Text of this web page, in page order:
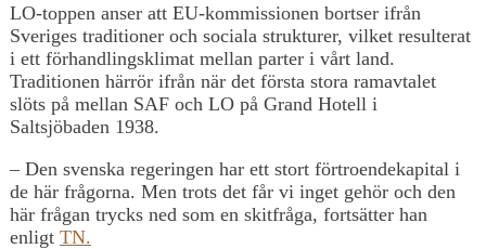
LO-toppen anser att EU-kommissionen bortser ifrån
Sveriges traditioner och sociala strukturer, vilket resulterat
i ett förhandlingsklimat mellan parter i vårt land.
Traditionen härrör ifrån när det första stora ramavtalet
slöts på mellan SAF och LO på Grand Hotell i
Saltsjöbaden 1938.
– Den svenska regeringen har ett stort förtroendekapital i
de här frågorna. Men trots det får vi inget gehör och den
här frågan trycks ned som en skitfråga, fortsätter han
enligt TN.